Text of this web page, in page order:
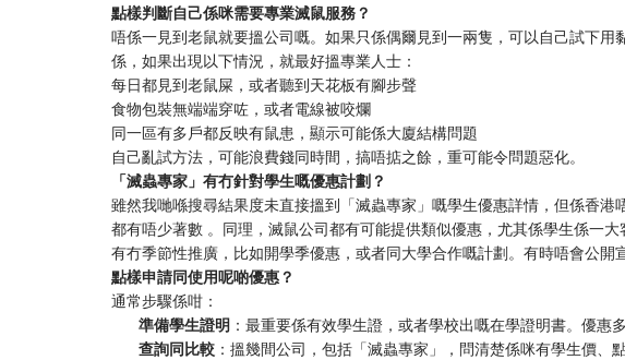
點樣判斷自己係咪需要專業滅鼠服務？
唔係一見到老鼠就要搵公司嘅。如果只係偶爾見到一兩隻，可以自己試下
係，如果出現以下情況，就最好搵專業人士：
每日都見到老鼠屎，或者聽到天花板有腳步聲
食物包裝無端端穿咗，或者電線被咬爛
同一區有多戶都反映有鼠患，顯示可能係大廈結構問題
自己亂試方法，可能浪費錢同時間，搞唔掂之餘，重可能令問題惡化。
「滅蟲專家」有冇針對學生嘅優惠計劃？
雖然我哋喺搜尋結果度未直接搵到「滅蟲專家」嘅學生優惠詳情，但係香
都有唔少著數 。同理，滅鼠公司都有可能提供類似優惠，尤其係學生係一
有冇季節性推廣，比如開學季優惠，或者同大學合作嘅計劃。有時唔會公開
點樣申請同使用呢啲優惠？
通常步驟係咁：
準備學生證明 ：最重要係有效學生證，或者學校出嘅在學證明書。優惠
查詢同比較 ：搵幾間公司，包括「滅蟲專家」，問清楚係咪有學生價